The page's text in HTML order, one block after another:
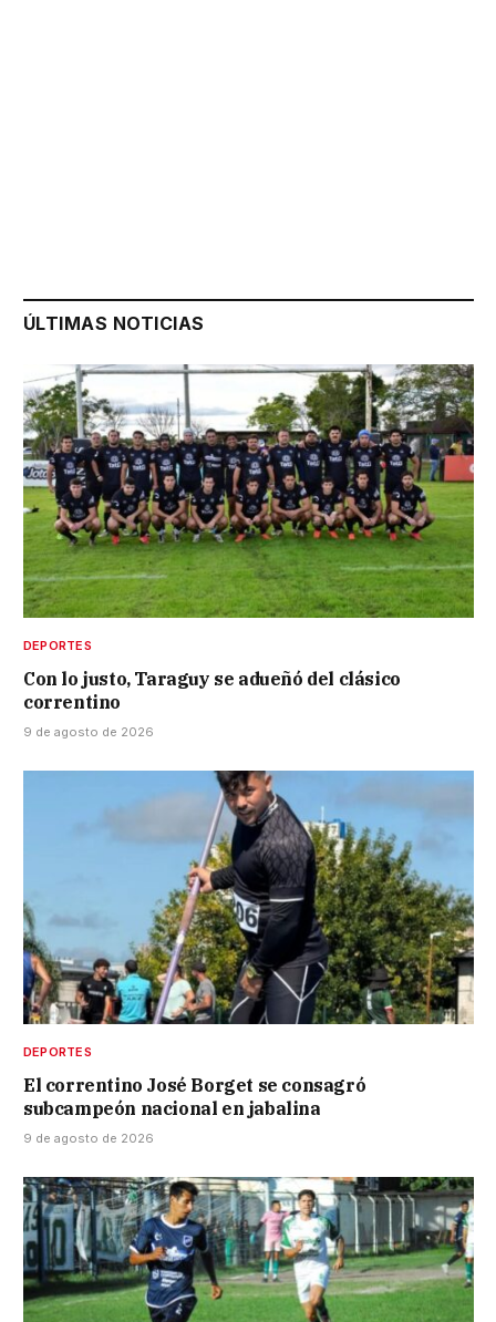
ÚLTIMAS NOTICIAS
DEPORTES
Con lo justo, Taraguy se adueñó del clásico
correntino
9 de agosto de 2026
DEPORTES
El correntino José Borget se consagró
subcampeón nacional en jabalina
9 de agosto de 2026